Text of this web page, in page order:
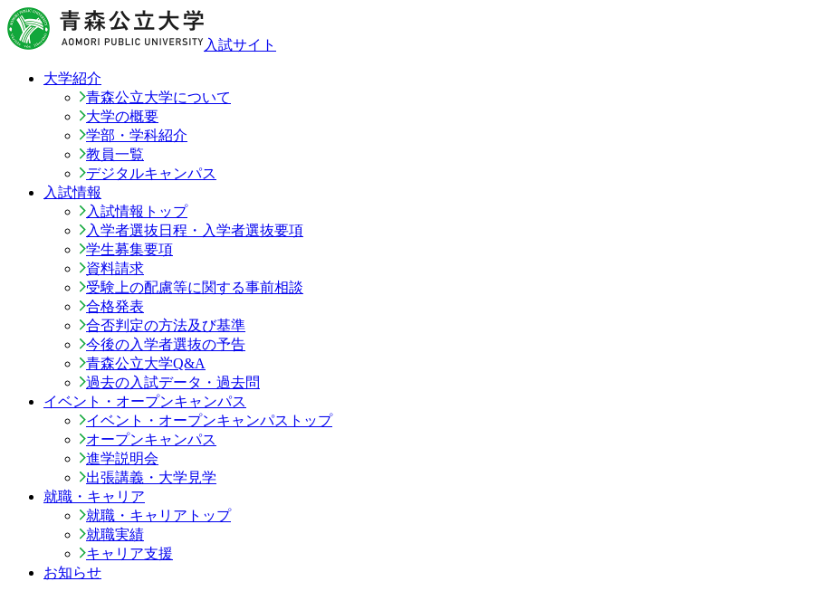
入試サイト
大学紹介
青森公立大学について
大学の概要
学部・学科紹介
教員一覧
デジタルキャンパス
入試情報
入試情報トップ
入学者選抜日程・入学者選抜要項
学生募集要項
資料請求
受験上の配慮等に関する事前相談
合格発表
合否判定の方法及び基準
今後の入学者選抜の予告
青森公立大学Q&A
過去の入試データ・過去問
イベント・オープンキャンパス
イベント・オープンキャンパストップ
オープンキャンパス
進学説明会
出張講義・大学見学
就職・キャリア
就職・キャリアトップ
就職実績
キャリア支援
お知らせ